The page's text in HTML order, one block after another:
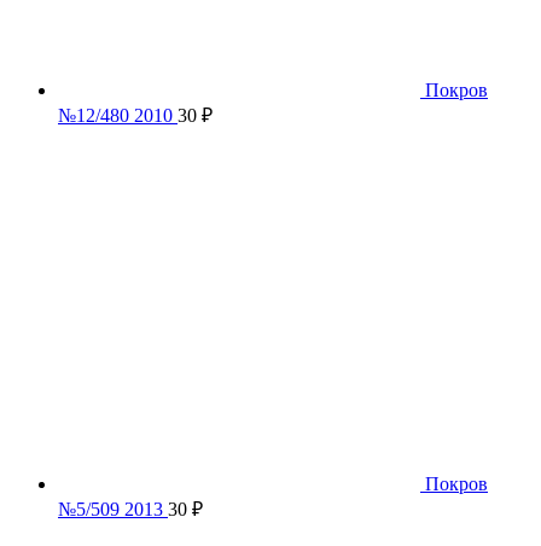
Покров
№12/480 2010 30 ₽
Покров
№5/509 2013 30 ₽